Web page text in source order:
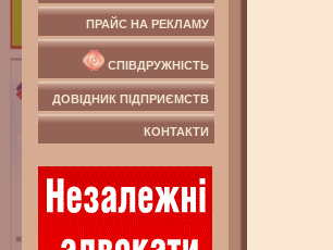
ПРАЙС НА РЕКЛАМУ
СПІВДРУЖНІСТЬ
ДОВІДНИК ПІДПРИЄМСТВ
КОНТАКТИ